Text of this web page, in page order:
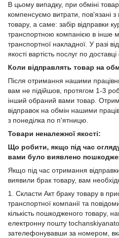
В цьому випадку, при обміні
компенсуємо витрати, пов'язані з
товару, а саме: забір відправки
транспортною компанією в інше
транспортної накладної. У разі
якості вартість послуг по
Коли відправлять товар на
Після отримання нашими
вам не підійшов, протягом 1-3
інший обраний вами товар.
відправок на обмін нашими
з понеділка по п'ятницю.
Товари неналежної якості:
Що робити, якщо під час
вами було виявлено
Якщо під час отримання
виявили брак товару, вам
1. Скласти Акт браку товару в
транспортної компанії та
кількість пошкодженого товару,
електронну пошту
зателефонувавши за номером,